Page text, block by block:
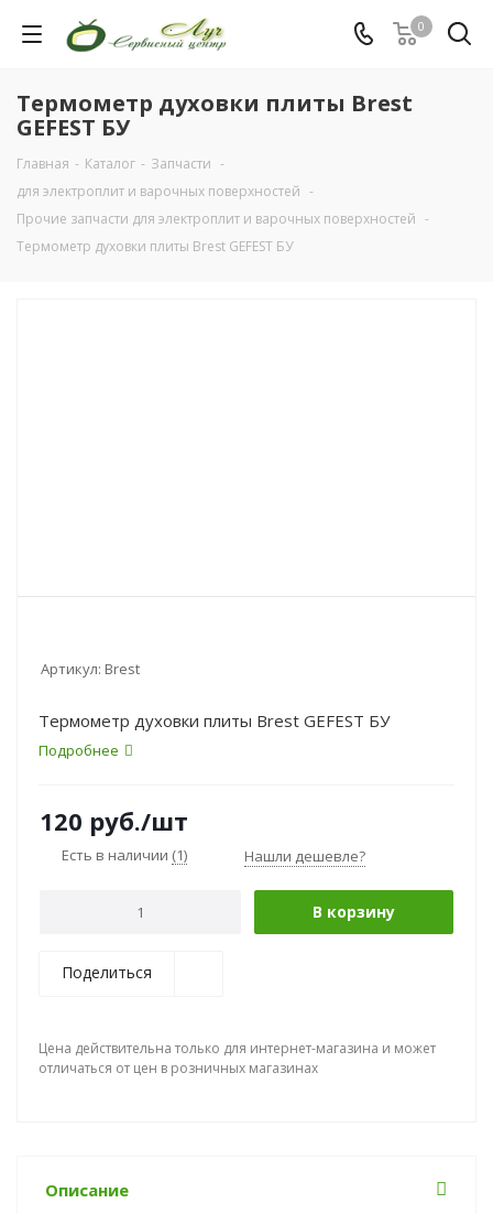
0
Термометр духовки плиты Brest
GEFEST БУ
Главная - Каталог - Запчасти -
для электроплит и варочных поверхностей -
Прочие запчасти для электроплит и варочных поверхностей -
Термометр духовки плиты Brest GEFEST БУ
Артикул: Brest
Термометр духовки плиты Brest GEFEST БУ
Подробнее
120 руб./шт
Есть в наличии (1) Нашли дешевле?
В корзину
Поделиться
Цена действительна только для интернет-магазина и может
отличаться от цен в розничных магазинах
Описание